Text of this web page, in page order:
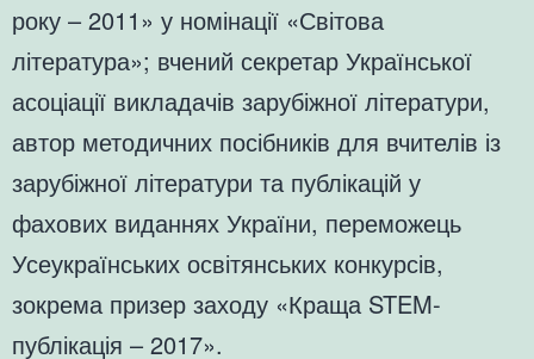
року – 2011» у номінації «Світова
література»; вчений секретар Української
асоціації викладачів зарубіжної літератури,
автор методичних посібників для вчителів із
зарубіжної літератури та публікацій у
фахових виданнях України, переможець
Усеукраїнських освітянських конкурсів,
зокрема призер заходу «Краща STEM-
публікація – 2017».